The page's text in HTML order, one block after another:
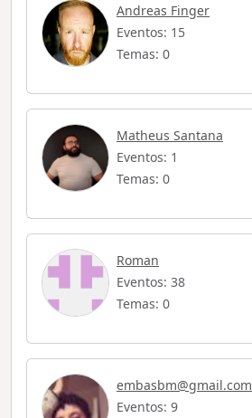
Andreas Finger
Eventos: 15
Temas: 0
Matheus Santana
Eventos: 1
Temas: 0
Roman
Eventos: 38
Temas: 0
embasbm@gmail.com
Eventos: 9